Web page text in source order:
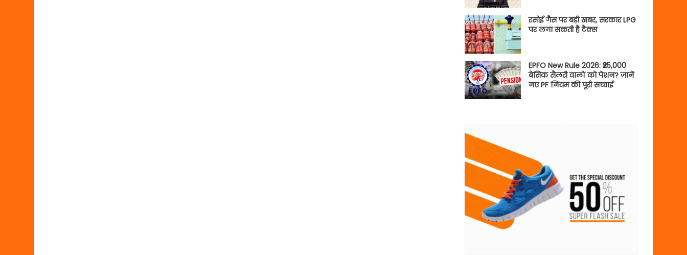
रसोई गैस पर बड़ी खबर, सरकार LPG
पर लगा सकती है टैक्स
EPFO New Rule 2026: ₹25,000
बेसिक सैलरी वालों को पेंशन? जानें
नए PF नियम की पूरी सच्चाई